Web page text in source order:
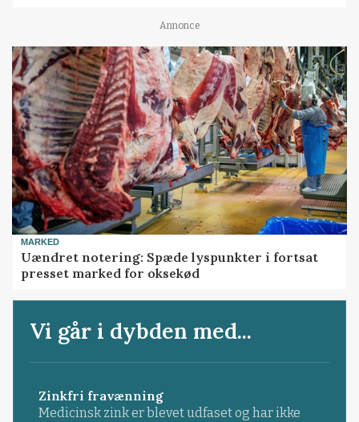
Annonce
MARKED
Uændret notering: Spæde lyspunkter i fortsat
presset marked for oksekød
Vi går i dybden med...
Zinkfri fravænning
Medicinsk zink er blevet udfaset og har ikke